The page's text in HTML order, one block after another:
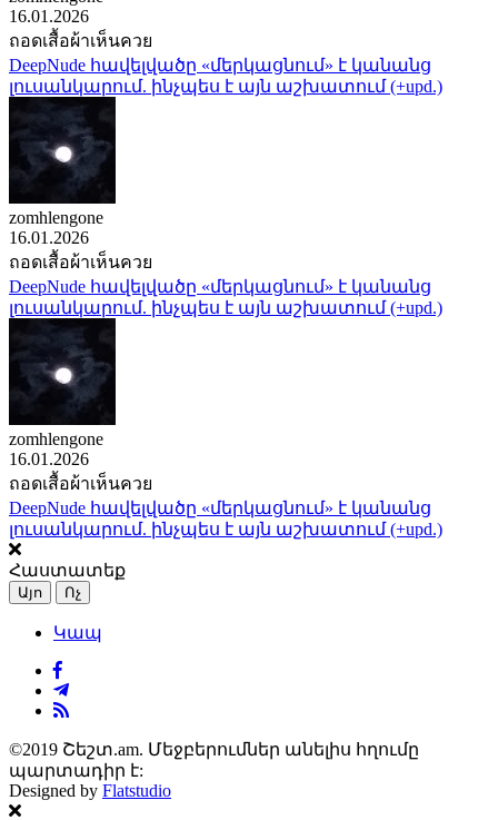
16.01.2026
ถอดเสื้อผ้าเห็นควย
DeepNude հավելվածը «մերկացնում» է կանանց
լուսանկարում. ինչպես է այն աշխատում (+upd.)
zomhlengone
16.01.2026
ถอดเสื้อผ้าเห็นควย
DeepNude հավելվածը «մերկացնում» է կանանց
լուսանկարում. ինչպես է այն աշխատում (+upd.)
zomhlengone
16.01.2026
ถอดเสื้อผ้าเห็นควย
DeepNude հավելվածը «մերկացնում» է կանանց
լուսանկարում. ինչպես է այն աշխատում (+upd.)
Հաստատեք
Այո Ոչ
Կապ
©2019 Շեշտ.am. Մեջբերումներ անելիս հղումը
պարտադիր է:
Designed by Flatstudio